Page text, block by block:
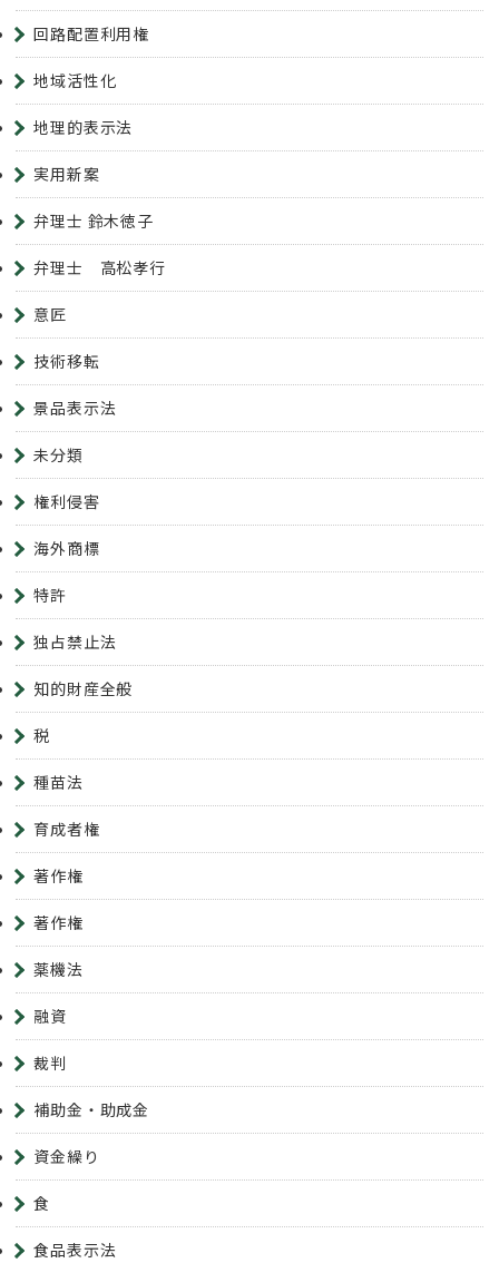
回路配置利用権
地域活性化
地理的表示法
実用新案
弁理士 鈴木徳子
弁理士 高松孝行
意匠
技術移転
景品表示法
未分類
権利侵害
海外商標
特許
独占禁止法
知的財産全般
税
種苗法
育成者権
著作権
著作権
薬機法
融資
裁判
補助金・助成金
資金繰り
食
食品表示法